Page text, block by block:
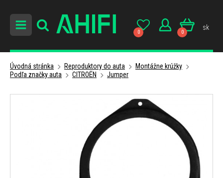
0 0
sk
Úvodná stránka Reproduktory do auta
Montážne krúžky
Podľa značky auta
CITROËN Jumper